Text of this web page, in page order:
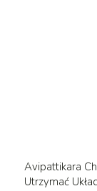
Avipattikara
Utrzymać